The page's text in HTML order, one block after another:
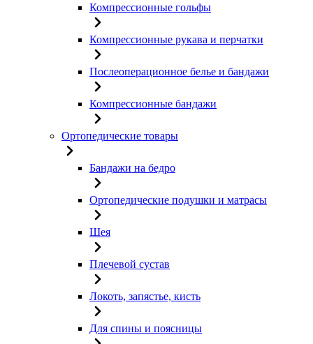
Компрессионные гольфы
Компрессионные рукава и перчатки
Послеоперационное белье и бандажи
Компрессионные бандажи
Ортопедические товары
Бандажи на бедро
Ортопедические подушки и матрасы
Шея
Плечевой сустав
Локоть, запястье, кисть
Для спины и поясницы